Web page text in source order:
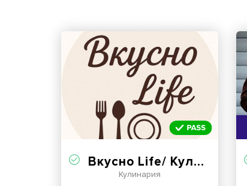
Вкусно Life/ Кулинария 😋
Кулинария